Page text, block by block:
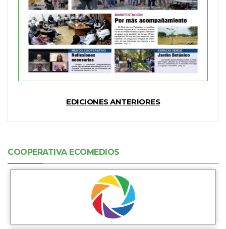
EDICIONES ANTERIORES
COOPERATIVA ECOMEDIOS